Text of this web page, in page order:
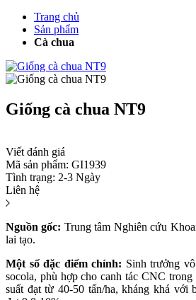
Trang chủ
Sản phẩm
Cà chua
Giống cà chua NT9
Viết đánh giá
Mã sản phẩm: GI1939
Tình trạng: 2-3 Ngày
Liên hệ
Nguồn gốc: Trung tâm Nghiên cứu
lai tạo.
Một số đặc điểm chính: Sinh trưởng
socola, phù hợp cho canh tác CNC
suất đạt từ 40-50 tấn/ha, kháng khá với